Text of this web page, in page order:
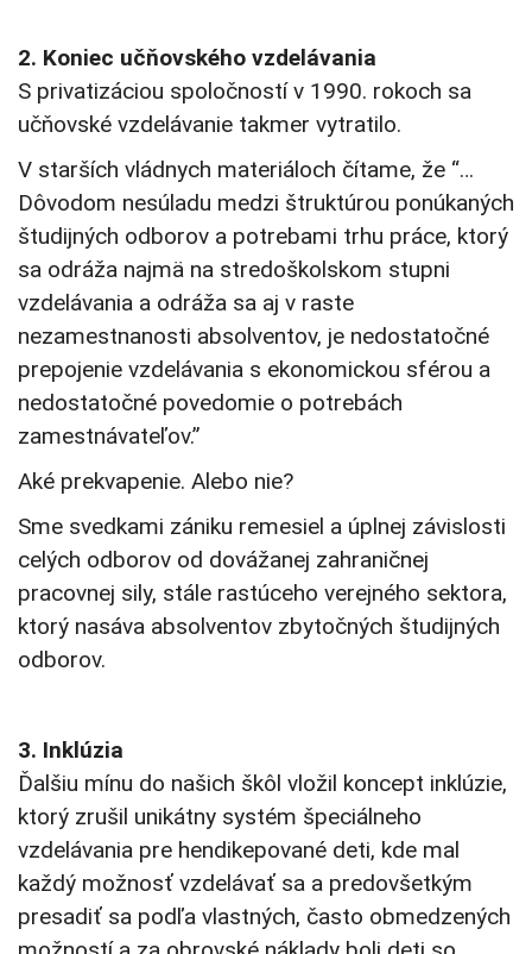
2. Koniec učňovského vzdelávania
S privatizáciou spoločností v 1990. rokoch sa
učňovské vzdelávanie takmer vytratilo.
V starších vládnych materiáloch čítame, že “…
Dôvodom nesúladu medzi štruktúrou ponúkaných
študijných odborov a potrebami trhu práce, ktorý
sa odráža najmä na stredoškolskom stupni
vzdelávania a odráža sa aj v raste
nezamestnanosti absolventov, je nedostatočné
prepojenie vzdelávania s ekonomickou sférou a
nedostatočné povedomie o potrebách
zamestnávateľov.”
Aké prekvapenie. Alebo nie?
Sme svedkami zániku remesiel a úplnej závislosti
celých odborov od dovážanej zahraničnej
pracovnej sily, stále rastúceho verejného sektora,
ktorý nasáva absolventov zbytočných študijných
odborov.
3. Inklúzia
Ďalšiu mínu do našich škôl vložil koncept inklúzie,
ktorý zrušil unikátny systém špeciálneho
vzdelávania pre hendikepované deti, kde mal
každý možnosť vzdelávať sa a predovšetkým
presadiť sa podľa vlastných, často obmedzených